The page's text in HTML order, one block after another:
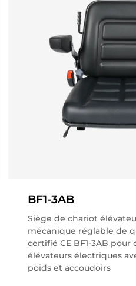
fabrication
postes de travail
efficaces pour les
élévateurs du
BF1-3AB
Siège de chariot
mécanique réglable de
certifié CE BF1-3AB pour
élévateurs électriques
poids et accoudoirs